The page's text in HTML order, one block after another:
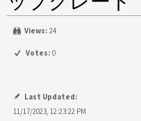
Views: 24
Votes: 0
Last Updated:
11/17/2023, 12:23:22 PM